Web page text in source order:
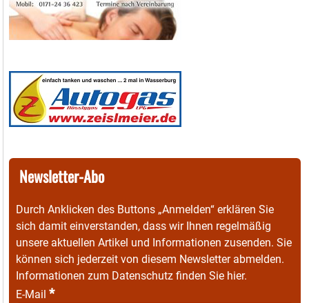
Newsletter-Abo
Durch Anklicken des Buttons „Anmelden“ erklären Sie
sich damit einverstanden, dass wir Ihnen regelmäßig
unsere aktuellen Artikel und Informationen zusenden. Sie
können sich jederzeit von diesem Newsletter abmelden.
Informationen zum Datenschutz finden Sie hier.
E-Mail *